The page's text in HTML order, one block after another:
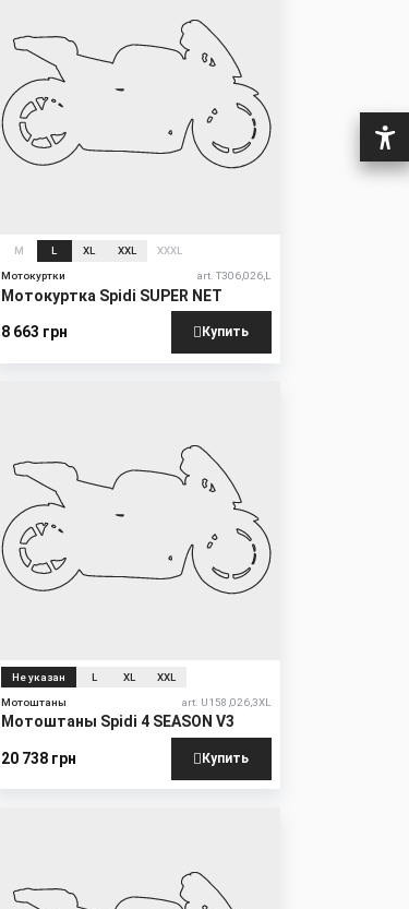
M L XL XXL XXXL
Мотокуртки art. T306,026,L
Мотокуртка Spidi SUPER NET
8 663 грн Купить
Не указан L XL XXL
Мотоштаны art. U158,026,3XL
Мотоштаны Spidi 4 SEASON V3
20 738 грн Купить